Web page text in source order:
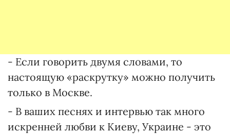
- Если говорить двумя словами, то
настоящую «раскрутку» можно получить
только в Москве.
- В ваших песнях и интервью так много
искренней любви к Киеву, Украине - это